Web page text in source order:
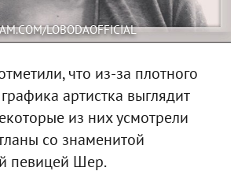
LOBODAOFFICIAL
что из-за плотного
артистка выглядит
из них усмотрели
со знаменитой
певицей Шер.